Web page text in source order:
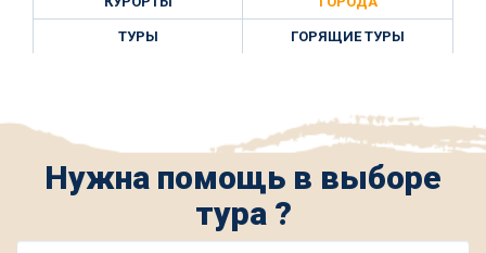
ТУРЫ ГОРЯЩИЕ ТУРЫ
Нужна помощь в выборе
тура ?